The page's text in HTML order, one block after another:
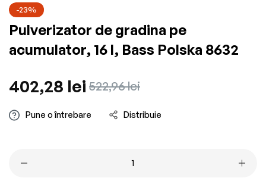
-23%
Pulverizator de gradina pe
acumulator, 16 l, Bass Polska 8632
Preț
obișnuit
402,28 lei Preț
redus
522,96 lei
Pune o întrebare Distribuie